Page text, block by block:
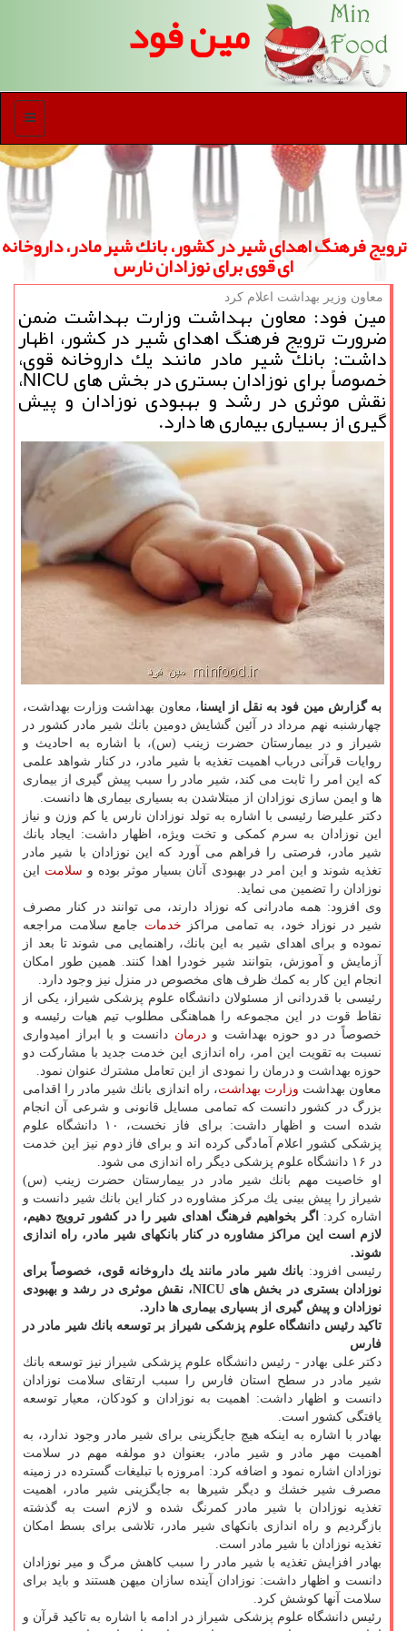
مین فود
منو
ترویج فرهنگ اهدای شیر در كشور، بانك شیر مادر، داروخانه
ای قوی برای نوزادان نارس
معاون وزیر بهداشت اعلام كرد
مین فود: معاون بهداشت وزارت بهداشت ضمن
ضرورت ترویج فرهنگ اهدای شیر در كشور، اظهار
داشت: بانك شیر مادر مانند یك داروخانه قوی،
خصوصاً برای نوزادان بستری در بخش های NICU،
نقش موثری در رشد و بهبودی نوزادان و پیش
گیری از بسیاری بیماری ها دارد.
به گزارش مین فود به نقل از ایسنا، معاون بهداشت وزارت بهداشت،
چهارشنبه نهم مرداد در آئین گشایش دومین بانك شیر مادر كشور در
شیراز و در بیمارستان حضرت زینب (س)، با اشاره به احادیث و
روایات قرآنی درباب اهمیت تغذیه با شیر مادر، در كنار شواهد علمی
كه این امر را ثابت می كند، شیر مادر را سبب پیش گیری از بیماری
ها و ایمن سازی نوزادان از مبتلاشدن به بسیاری بیماری ها دانست.
دكتر علیرضا رئیسی با اشاره به تولد نوزادان نارس یا كم وزن و نیاز
این نوزادان به سرم كمكی و تخت ویژه، اظهار داشت: ایجاد بانك
شیر مادر، فرصتی را فراهم می آورد كه این نوزادان با شیر مادر
تغذیه شوند و این امر در بهبودی آنان بسیار موثر بوده و سلامت این
نوزادان را تضمین می نماید.
وی افزود: همه مادرانی كه نوزاد دارند، می توانند در كنار مصرف
شیر در نوزاد خود، به تمامی مراكز خدمات جامع سلامت مراجعه
نموده و برای اهدای شیر به این بانك، راهنمایی می شوند تا بعد از
آزمایش و آموزش، بتوانند شیر خودرا اهدا كنند. همین طور امكان
انجام این كار به كمك ظرف های مخصوص در منزل نیز وجود دارد.
رئیسی با قدردانی از مسئولان دانشگاه علوم پزشكی شیراز، یكی از
نقاط قوت در این مجموعه را هماهنگی مطلوب تیم هیات رئیسه و
خصوصاً در دو حوزه بهداشت ودرمان دانست و با ابراز امیدواری
نسبت به تقویت این امر، راه اندازی این خدمت جدید با مشاركت دو
حوزه بهداشت و درمان را نمودی از این تعامل مشترك عنوان نمود.
معاون بهداشت وزارت بهداشت، راه اندازی بانك شیر مادر را اقدامی
بزرگ در كشور دانست كه تمامی مسایل قانونی و شرعی آن انجام
شده است و اظهار داشت: برای فاز نخست، ۱۰ دانشگاه علوم
پزشكی كشور اعلام آمادگی كرده اند و برای فاز دوم نیز این خدمت
در ۱۶ دانشگاه علوم پزشكی دیگر راه اندازی می شود.
او خاصیت مهم بانك شیر مادر در بیمارستان حضرت زینب (س)
شیراز را پیش بینی یك مركز مشاوره در كنار این بانك شیر دانست و
اشاره كرد: اگر بخواهیم فرهنگ اهدای شیر را در كشور ترویج دهیم،
لازم است این مراكز مشاوره در كنار بانكهای شیر مادر، راه اندازی
شوند.
رئیسی افزود: بانك شیر مادر مانند یك داروخانه قوی، خصوصاً برای
نوزادان بستری در بخش های NICU، نقش موثری در رشد و بهبودی
نوزادان و پیش گیری از بسیاری بیماری ها دارد.
تاكید رئیس دانشگاه علوم پزشكی شیراز بر توسعه بانك شیر مادر در
فارس
دكتر علی بهادر - رئیس دانشگاه علوم پزشكی شیراز نیز توسعه بانك
شیر مادر در سطح استان فارس را سبب ارتقای سلامت نوزادان
دانست و اظهار داشت: اهمیت به نوزادان و كودكان، معیار توسعه
یافتگی كشور است.
بهادر با اشاره به اینكه هیچ جایگزینی برای شیر مادر وجود ندارد، به
اهمیت مهر مادر و شیر مادر، بعنوان دو مولفه مهم در سلامت
نوزادان اشاره نمود و اضافه كرد: امروزه با تبلیغات گسترده در زمینه
مصرف شیر خشك و دیگر شیرها به جایگزینی شیر مادر، اهمیت
تغذیه نوزادان با شیر مادر كمرنگ شده و لازم است به گذشته
بازگردیم و راه اندازی بانكهای شیر مادر، تلاشی برای بسط امكان
تغذیه نوزادان با شیر مادر است.
بهادر افزایش تغذیه با شیر مادر را سبب كاهش مرگ و میر نوزادان
دانست و اظهار داشت: نوزادان آینده سازان میهن هستند و باید برای
سلامت آنها كوشش كرد.
رئیس دانشگاه علوم پزشكی شیراز در ادامه با اشاره به تاكید قرآن و